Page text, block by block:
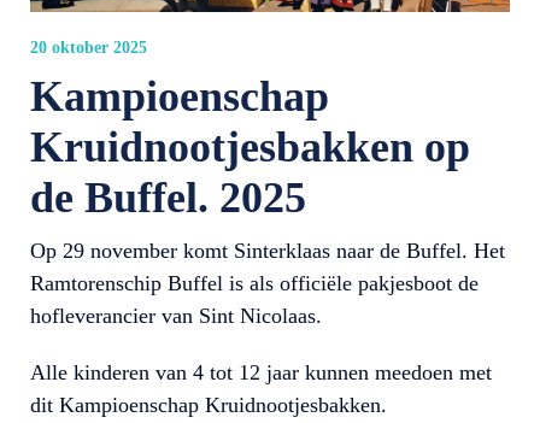
20 oktober 2025
Kampioenschap
Kruidnootjesbakken op
de Buffel. 2025
Op 29 november komt Sinterklaas naar de Buffel. Het
Ramtorenschip Buffel is als officiële pakjesboot de
hofleverancier van Sint Nicolaas.
Alle kinderen van 4 tot 12 jaar kunnen meedoen met
dit Kampioenschap Kruidnootjesbakken.